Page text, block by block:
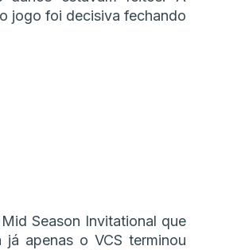
jogo foi decisiva fechando
Season Invitational que
apenas o VCS terminou